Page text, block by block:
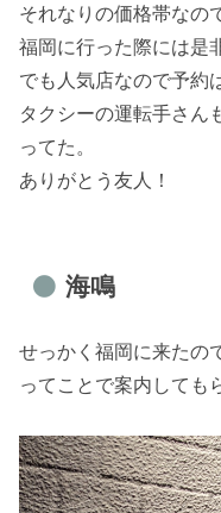
それなりの価格帯なの
福岡に行った際には是
でも人気店なので予約
タクシーの運転手さん
ってた。
ありがとう友人！
海鳴
せっかく福岡に来たの
ってことで案内しても